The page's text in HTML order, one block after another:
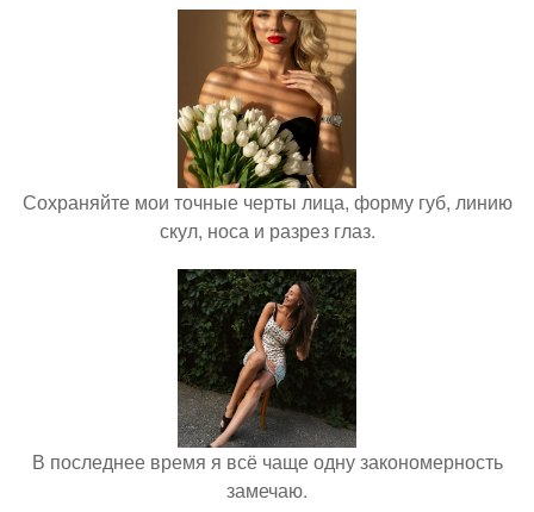
Сохраняйте мои точные черты лица, форму губ, линию
скул, носа и разрез глаз.
В последнее время я всё чаще одну закономерность
замечаю.